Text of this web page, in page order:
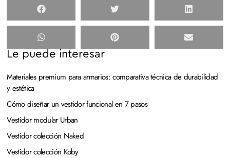
Le puede interesar
Materiales premium para armarios: comparativa técnica de durabilidad
y estética
Cómo diseñar un vestidor funcional en 7 pasos
Vestidor modular Urban
Vestidor colección Naked
Vestidor colección Koby